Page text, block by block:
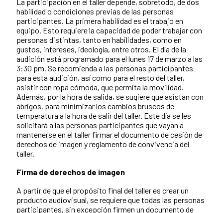
La participación en el taller depende, sobretodo, de dos
habilidad o condiciones previas de las personas
participantes. La primera habilidad es el trabajo en
equipo. Esto requiere la capacidad de poder trabajar con
personas distintas, tanto en habilidades, como en
gustos, intereses, ideología, entre otros. El día de la
audición está programado para el lunes 17 de marzo a las
3:30 pm. Se recomienda a las personas participantes
para esta audición, así como para el resto del taller,
asistir con ropa cómoda, que permita la movilidad.
Además, por la hora de salida, se sugiere que asistan con
abrigos, para minimizar los cambios bruscos de
temperatura a la hora de salir del taller. Este día se les
solicitará a las personas participantes que vayan a
mantenerse en el taller firmar el documento de cesión de
derechos de imagen y reglamento de convivencia del
taller.
Firma de derechos de imagen
A partir de que el propósito final del taller es crear un
producto audiovisual, se requiere que todas las personas
participantes, sin excepción firmen un documento de